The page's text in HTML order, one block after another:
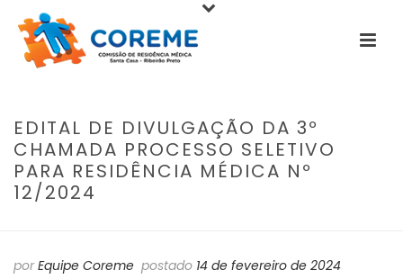
EDITAL DE DIVULGAÇÃO DA 3º
CHAMADA PROCESSO SELETIVO
PARA RESIDÊNCIA MÉDICA Nº
12/2024
porEquipe Coreme postado 14 de fevereiro de 2024